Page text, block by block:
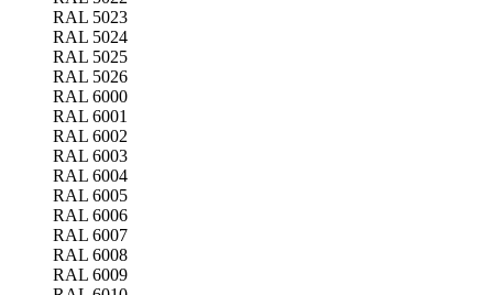
RAL 5023
RAL 5024
RAL 5025
RAL 5026
RAL 6000
RAL 6001
RAL 6002
RAL 6003
RAL 6004
RAL 6005
RAL 6006
RAL 6007
RAL 6008
RAL 6009